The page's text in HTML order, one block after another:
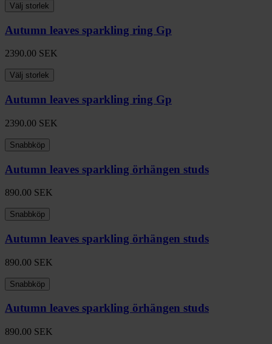
Välj storlek
Autumn leaves sparkling ring Gp
2390.00 SEK
Välj storlek
Autumn leaves sparkling ring Gp
2390.00 SEK
Snabbköp
Autumn leaves sparkling örhängen studs
890.00 SEK
Snabbköp
Autumn leaves sparkling örhängen studs
890.00 SEK
Snabbköp
Autumn leaves sparkling örhängen studs
890.00 SEK